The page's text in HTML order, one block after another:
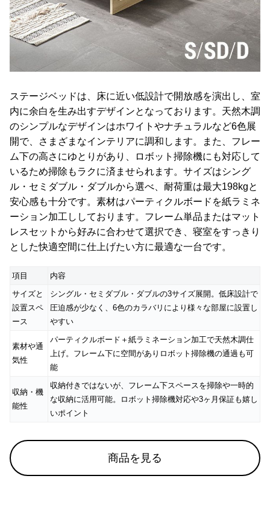
ステージベッドは、床に近い低設計で開放感を演出し、室
内に余白を生み出すデザインとなっております。天然木調
のシンプルなデザインはホワイトやナチュラルなど6色展
開で、さまざまなインテリアに調和します。また、フレー
ム下の高さにゆとりがあり、ロボット掃除機にも対応して
いるため掃除もラクに済ませられます。サイズはシング
ル・セミダブル・ダブルから選べ、耐荷重は最大198kgと
安心感も十分です。素材はパーティクルボードを紙ラミネ
ーション加工ししております。フレーム単品またはマット
レスセットから好みに合わせて選択でき、寝室をすっきり
とした快適空間に仕上げたい方に最適な一台です。
項目
内容
サイズと
設置スペ
ース
シングル・セミダブル・ダブルの3サイズ展開。低床設計で
圧迫感が少なく、6色のカラバリにより様々な部屋に設置し
やすい
素材や通
気性
パーティクルボード＋紙ラミネーション加工で天然木調仕
上げ。フレーム下に空間がありロボット掃除機の通過も可
能
収納・機
能性
収納付きではないが、フレーム下スペースを掃除や一時的
な収納に活用可能。ロボット掃除機対応や3ヶ月保証も嬉し
いポイント
商品を見る